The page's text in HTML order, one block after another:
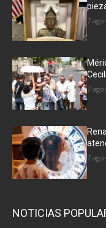
7
7
7
NOTICIAS